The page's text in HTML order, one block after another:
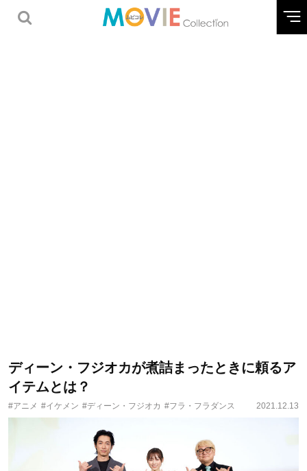
ディーン・フジオカが煮詰まったときに頼るア
イテムとは？
#アニメ #イケメン #ディーン・フジオカ #フラ・フラダンス 2021.12.13